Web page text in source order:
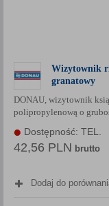
Wizytownik
granatowy
DONAU, wizytownik
polipropylenową o
Dostępność: TEL.
42,56 PLN brutto
Dodaj do